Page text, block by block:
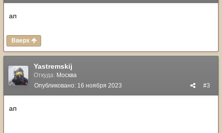
ап
Вверх
Yastremskij
Откуда: Москва
#3
Опубликовано: 16 ноября 2023
ап